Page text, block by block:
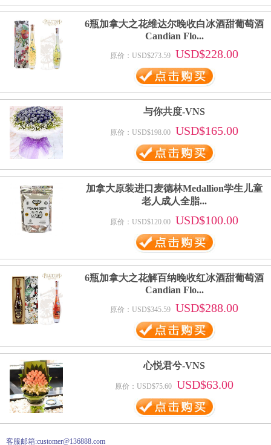
6瓶加拿大之花维达尔晚收白冰酒甜葡萄酒
Candian Flo...
原价：USD$273.59 USD$228.00
与你共度-VNS
原价：USD$198.00 USD$165.00
加拿大原装进口麦德林Medallion学生儿童
老人成人全脂...
原价：USD$120.00 USD$100.00
6瓶加拿大之花解百纳晚收红冰酒甜葡萄酒
Candian Flo...
原价：USD$345.59 USD$288.00
心悦君兮-VNS
原价：USD$75.60 USD$63.00
客服邮箱:customer@136888.com